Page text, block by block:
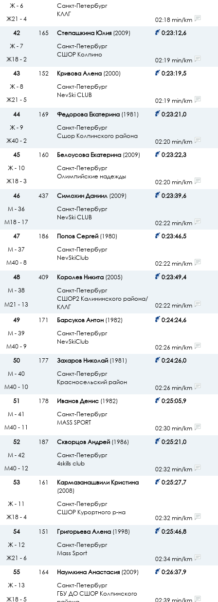
Санкт-Петербург
КЛЛГ
Ж - 6
Ж21 - 4
02:18 min/km
42
165 Степашкина Юлия(2009)
Санкт-Петербург
СШОР Колпино
0:23:12,6
Ж - 7
Ж18 - 2
02:19 min/km
43
152 Кривова Алена(2000)
Санкт-Петербург
NevSki CLUB
0:23:19,5
Ж - 8
Ж21 - 5
02:19 min/km
44
169 Федорова Екатерина(1981)
Санкт-Петербург
Сшор Колпинского района
0:23:21,0
Ж - 9
Ж40 - 2
02:20 min/km
45
160 Белоусова Екатерина(2009)
Санкт-Петербург
Олимпийские надежды
0:23:22,3
Ж - 10
Ж18 - 3
02:20 min/km
46
437 Симохин Даниил(2009)
Санкт-Петербург
NevSki CLUB
0:23:39,6
М - 36
М18 - 17
02:22 min/km
47
186 Попов Сергей(1980)
Санкт-Петербург
NevSkiClub
0:23:46,5
М - 37
М40 - 8
02:22 min/km
48
409 Королев Никита(2005)
Санкт-Петербург
СШОР2 Калининского района/
КЛЛГ
0:23:49,4
М - 38
М21 - 13
02:22 min/km
49
171 Барсуков Антон(1982)
Санкт-Петербург
NevSkiClub
0:24:24,6
М - 39
М40 - 9
02:26 min/km
50
177 Захаров Николай(1981)
Санкт-Петербург
Красносельский район
0:24:26,0
М - 40
М40 - 10
02:26 min/km
51
178 Иванов Денис(1982)
Санкт-Петербург
MASS SPORT
0:25:05,9
М - 41
М40 - 11
02:30 min/km
52
187 Скворцов Андрей(1986)
Санкт-Петербург
4skills club
0:25:21,0
М - 42
М40 - 12
02:32 min/km
53
161
Кармазанашвили Кристина
(2008)
Санкт-Петербург
СШОР Курортного р-на
0:25:27,7
Ж - 11
Ж18 - 4
02:32 min/km
54
151 Григорьева Алена(1998)
Санкт-Петербург
Mass Sport
0:25:46,8
Ж - 12
Ж21 - 6
02:34 min/km
55
164 Наумкина Анастасия(2009)
Санкт-Петербург
ГБУ ДО СШОР Колпинского
0:26:37,9
Ж - 13
Ж18 - 5